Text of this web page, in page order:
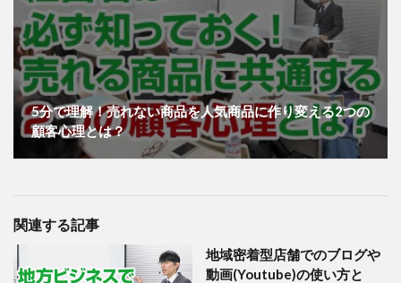
5分で理解！売れない商品を人気商品に作り変える2つの
顧客心理とは？
関連する記事
地域密着型店舗でのブログや
動画(Youtube)の使い方と